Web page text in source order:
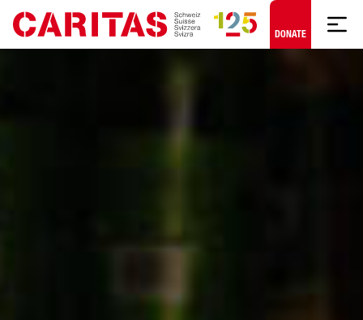
Skip to content
DONATE